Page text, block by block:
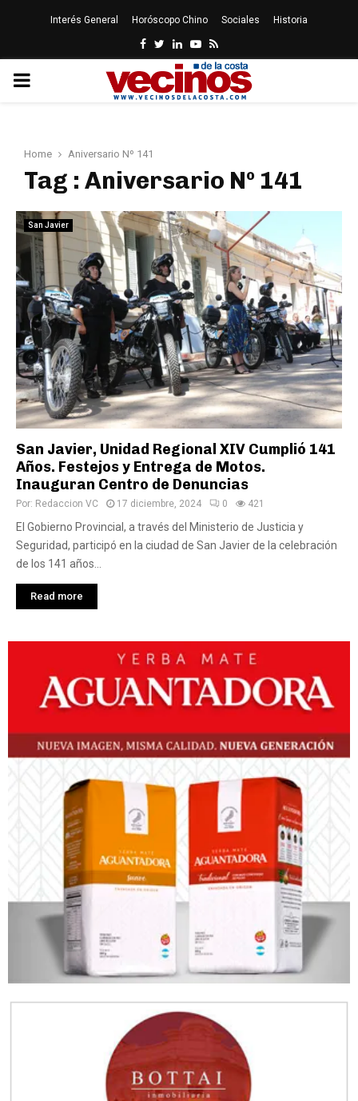
Interés General Horóscopo Chino Sociales Historia
Facebook
Twitter
LinkedinYoutube
Rss
PRIMARY
Home Aniversario Nº 141
Tag : Aniversario Nº 141
San Javier
San Javier, Unidad Regional XIV Cumplió 141
Años. Festejos y Entrega de Motos.
Inauguran Centro de Denuncias
Por: Redaccion VC 17 diciembre, 2024 0 421
El Gobierno Provincial, a través del Ministerio de Justicia y
Seguridad, participó en la ciudad de San Javier de la celebración
de los 141 años...
Read more